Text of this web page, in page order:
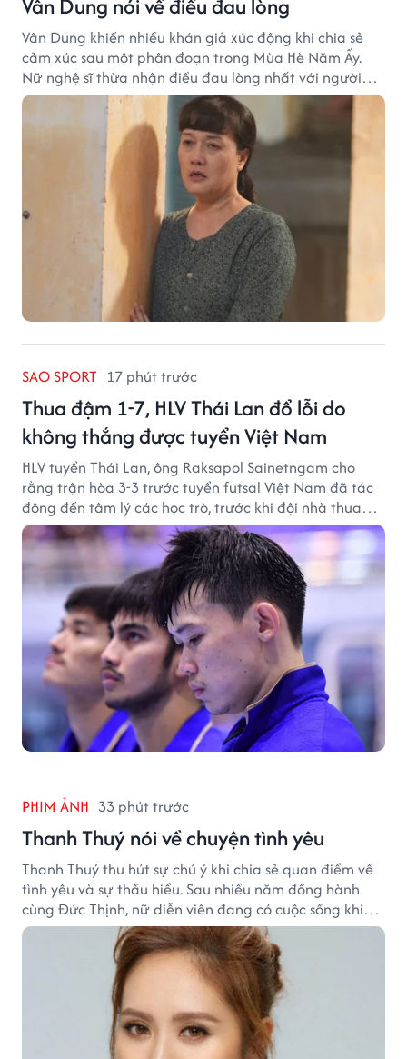
Vân Dung khiến nhiều khán giả xúc động khi chia sẻ
cảm xúc sau một phân đoạn trong Mùa Hè Năm Ấy.
Nữ nghệ sĩ thừa nhận điều đau lòng nhất với người
mẹ không phải sự nghèo khó, mà là khi các con phải
chứng kiến những tổn thương trong chính ngôi nhà
SAO SPORT 17 phút trước
Thua đậm 1-7, HLV Thái Lan đổ lỗi do
không thắng được tuyển Việt Nam
HLV tuyển Thái Lan, ông Raksapol Sainetngam cho
rằng trận hòa 3-3 trước tuyển futsal Việt Nam đã tác
động đến tâm lý các học trò, trước khi đội nhà thua
đậm Nga 1-7.
PHIM ẢNH 33 phút trước
Thanh Thuý nói về chuyện tình yêu
Thanh Thuý thu hút sự chú ý khi chia sẻ quan điểm về
tình yêu và sự thấu hiểu. Sau nhiều năm đồng hành
cùng Đức Thịnh, nữ diễn viên đang có cuộc sống khiến
nhiều khán giả quan tâm.